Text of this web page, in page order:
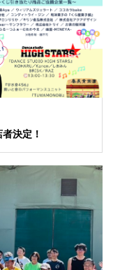
決定！